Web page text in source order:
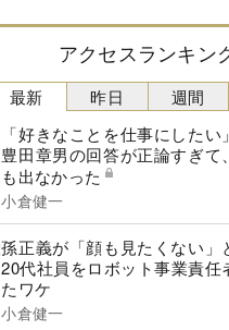
アクセスランキン
最新
「好きなことを仕事にした
豊田章男の回答が正論すぎて
も出なかった
小倉健一
孫正義が「顔も見たくない」
20代社員をロボット事業責任
たワケ
小倉健一
昨日 週間